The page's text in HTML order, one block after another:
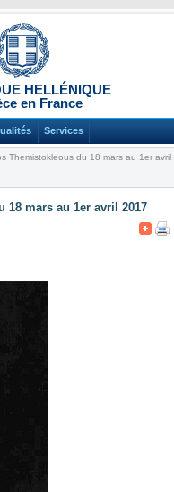
HELLÉNIQUE
en France
Services
Themistokleous du 18 mars au 1er avril
mars au 1er avril 2017